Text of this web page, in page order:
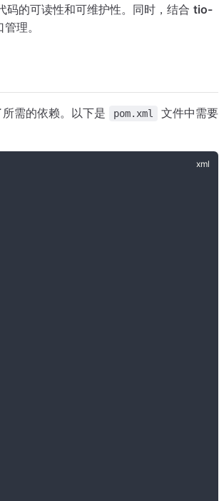
码的可读性和可维护性。同时，结合 tio-
理。
需的依赖。以下是 pom.xml
文件中需要